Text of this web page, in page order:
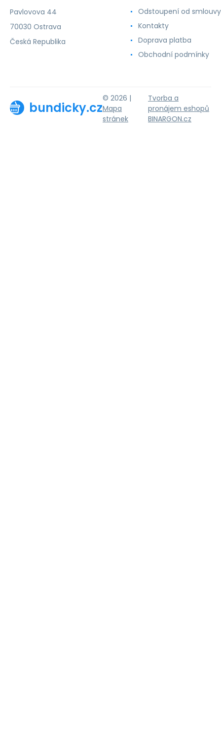
Pavlovova 44
70030 Ostrava
Česká Republika
Odstoupení od smlouvy
Kontakty
Doprava platba
Obchodní podmínky
bundicky.cz
© 2026 |
Mapa
stránek
Tvorba a
pronájem eshopů
BINARGON.cz